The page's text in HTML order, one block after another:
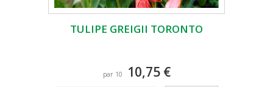
TULIPE GREIGII TORONTO
par 10 10,75 €